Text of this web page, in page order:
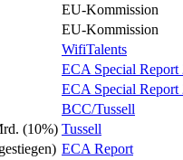
EU-Kommission
EU-Kommission
WifiTalents
ECA Special Report
ECA Special Report
BCC/Tussell
(10%) Tussell
ECA Report